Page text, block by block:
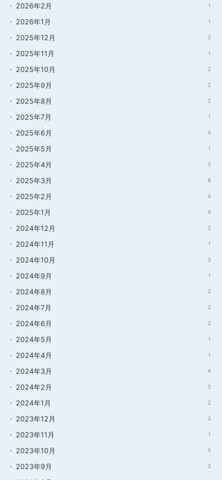
2026年2月 1
2026年1月 1
2025年12月 2
2025年11月 1
2025年10月 2
2025年9月 2
2025年8月 2
2025年7月 1
2025年6月 5
2025年5月 1
2025年4月 3
2025年3月 8
2025年2月 4
2025年1月 4
2024年12月 2
2024年11月 1
2024年10月 3
2024年9月 1
2024年8月 3
2024年7月 2
2024年6月 3
2024年5月 1
2024年4月 1
2024年3月 4
2024年2月 3
2024年1月 2
2023年12月 3
2023年11月 1
2023年10月 5
2023年9月 3